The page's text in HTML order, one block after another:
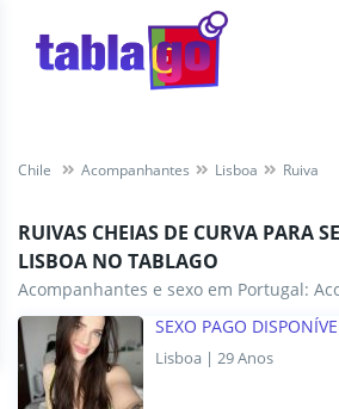
Chile Acompanhantes Lisboa Ruiva
RUIVAS CHEIAS DE CURVA PARA
LISBOA NO TABLAGO
Acompanhantes e sexo em Portugal:
SEXO PAGO
Lisboa | 29 Anos